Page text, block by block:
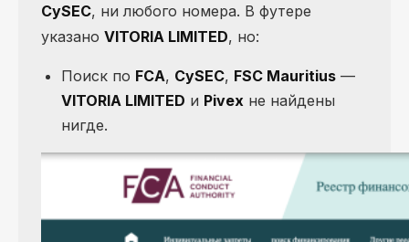
CySEC, ни любого номера. В футере
указано VITORIA LIMITED, но:
Поиск по FCA, CySEC, FSC Mauritius —
VITORIA LIMITED и Pivex не найдены
нигде.